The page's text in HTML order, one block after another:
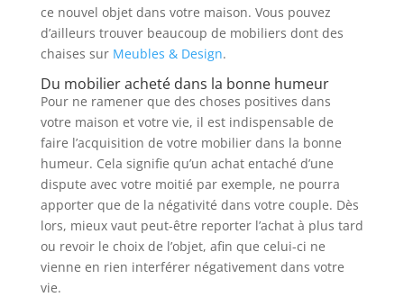
ce nouvel objet dans votre maison. Vous pouvez
d’ailleurs trouver beaucoup de mobiliers dont des
chaises sur Meubles & Design.
Du mobilier acheté dans la bonne humeur
Pour ne ramener que des choses positives dans
votre maison et votre vie, il est indispensable de
faire l’acquisition de votre mobilier dans la bonne
humeur. Cela signifie qu’un achat entaché d’une
dispute avec votre moitié par exemple, ne pourra
apporter que de la négativité dans votre couple. Dès
lors, mieux vaut peut-être reporter l’achat à plus tard
ou revoir le choix de l’objet, afin que celui-ci ne
vienne en rien interférer négativement dans votre
vie.